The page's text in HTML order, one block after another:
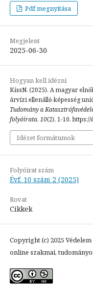
Pdf megnyitása
Megjelent
2025-06-30
Hogyan kell idézni
KissN. (2025). A magyar
árvízi ellenálló-képesség
Tudomány a
folyóirata, 10(2), 1-10.
Idézet formátumok
Folyóirat szám
Évf. 10 szám 2 (2025)
Rovat
Cikkek
Copyright (c) 2025
online szakmai,